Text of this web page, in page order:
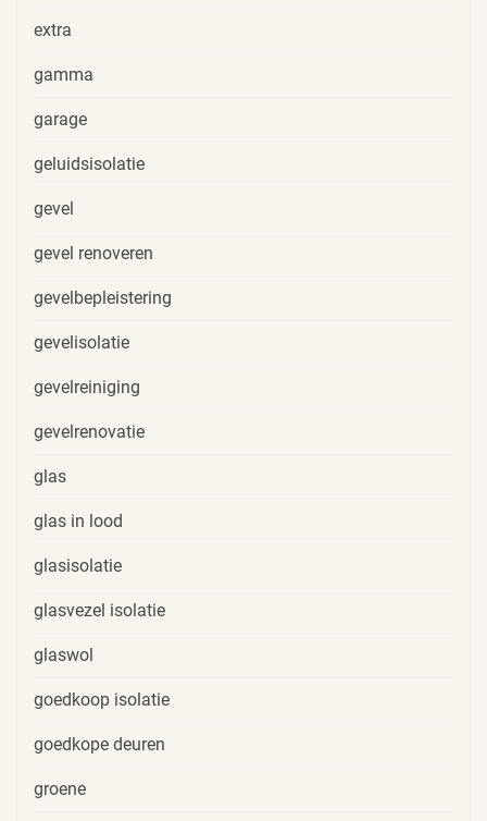
extra
gamma
garage
geluidsisolatie
gevel
gevel renoveren
gevelbepleistering
gevelisolatie
gevelreiniging
gevelrenovatie
glas
glas in lood
glasisolatie
glasvezel isolatie
glaswol
goedkoop isolatie
goedkope deuren
groene